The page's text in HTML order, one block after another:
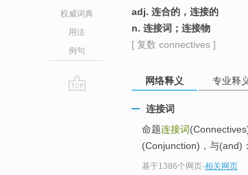
权威词典
用法
例句
adj. 连合的，连接的
n. 连接词；连接物
[ 复数 connectives ]
网络释义 专业释
连接词
命题连接词
(Conjunction)，与(and)
基于1386个网页-相关网页